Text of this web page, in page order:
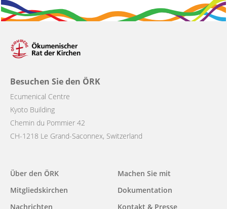
Besuchen Sie den ÖRK
Ecumenical Centre
Kyoto Building
Chemin du Pommier 42
CH-1218 Le Grand-Saconnex, Switzerland
Main
navigation
Über den ÖRK
Mitgliedskirchen
Nachrichten
Machen Sie mit
Dokumentation
Kontakt & Presse